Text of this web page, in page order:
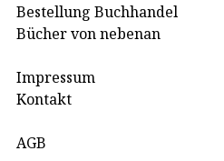
Bestellung Buchhandel
Bücher von nebenan
Impressum
Kontakt
AGB